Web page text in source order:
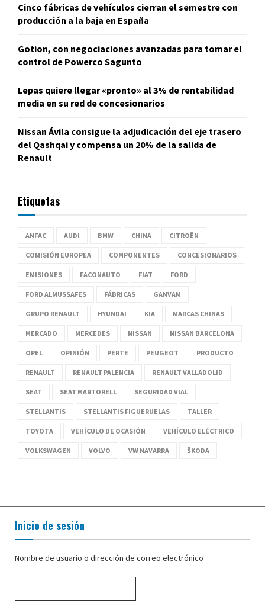
Cinco fábricas de vehículos cierran el semestre con
producción a la baja en España
Gotion, con negociaciones avanzadas para tomar el
control de Powerco Sagunto
Lepas quiere llegar «pronto» al 3% de rentabilidad
media en su red de concesionarios
Nissan Ávila consigue la adjudicación del eje trasero
del Qashqai y compensa un 20% de la salida de
Renault
Etiquetas
ANFAC AUDI BMW CHINA CITROËN
COMISIÓN EUROPEA COMPONENTES CONCESIONARIOS
EMISIONES FACONAUTO FIAT FORD
FORD ALMUSSAFES FÁBRICAS GANVAM
GRUPO RENAULT HYUNDAI KIA MARCAS CHINAS
MERCADO MERCEDES NISSAN NISSAN BARCELONA
OPEL OPINIÓN PERTE PEUGEOT PRODUCTO
RENAULT RENAULT PALENCIA RENAULT VALLADOLID
SEAT SEAT MARTORELL SEGURIDAD VIAL
STELLANTIS STELLANTIS FIGUERUELAS TALLER
TOYOTA VEHÍCULO DE OCASIÓN VEHÍCULO ELÉCTRICO
VOLKSWAGEN VOLVO VW NAVARRA ŠKODA
Inicio de sesión
Nombre de usuario o dirección de correo electrónico